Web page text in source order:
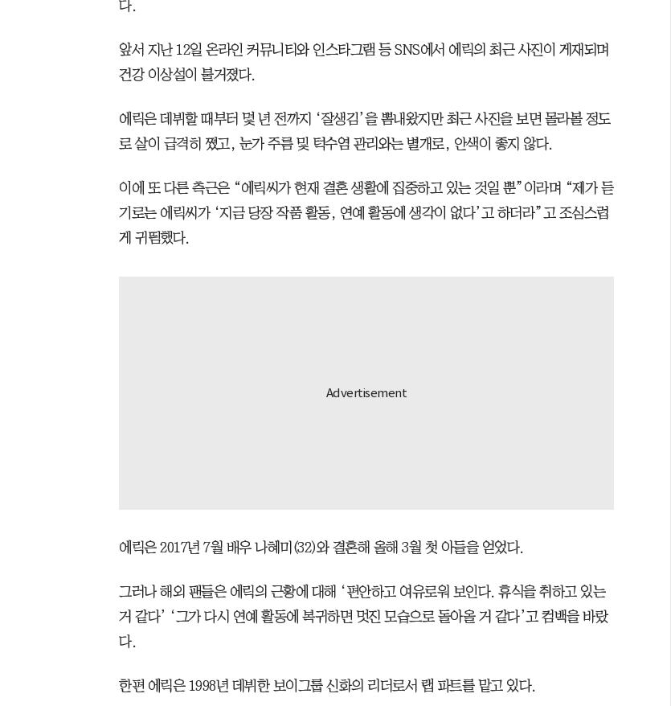
다.
앞서 지난 12일 온라인 커뮤니티와 인스타그램 등 SNS에서 에릭의 최근 사진이 게재되며
건강 이상설이 불거졌다.
에릭은 데뷔할 때부터 몇 년 전까지 ‘잘생김’을 뽐내왔지만 최근 사진을 보면 몰라볼 정도
로 살이 급격히 쪘고, 눈가 주름 및 턱수염 관리와는 별개로, 안색이 좋지 않다.
이에 또 다른 측근은 “에릭씨가 현재 결혼 생활에 집중하고 있는 것일 뿐”이라며 “제가 듣
기로는 에릭씨가 ‘지금 당장 작품 활동, 연예 활동에 생각이 없다’고 하더라”고 조심스럽
게 귀띔했다.
에릭은 2017년 7월 배우 나혜미(32)와 결혼해 올해 3월 첫 아들을 얻었다.
그러나 해외 팬들은 에릭의 근황에 대해 ‘편안하고 여유로워 보인다. 휴식을 취하고 있는
거 같다’ ‘그가 다시 연예 활동에 복귀하면 멋진 모습으로 돌아올 거 같다’고 컴백을 바랐
다.
한편 에릭은 1998년 데뷔한 보이그룹 신화의 리더로서 랩 파트를 맡고 있다.